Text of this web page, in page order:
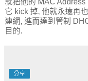
它 kick 掉, 他就永遠再
連網, 進而達到管制
目的.
分享